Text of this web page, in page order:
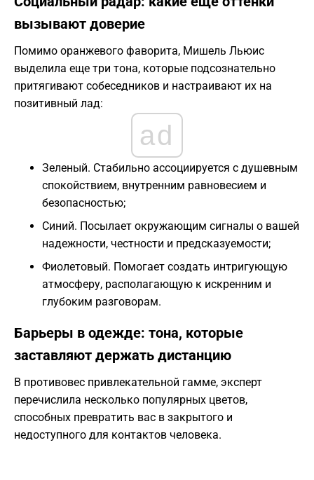
вызывают доверие
Помимо оранжевого фаворита, Мишель Льюис
выделила еще три тона, которые подсознательно
притягивают собеседников и настраивают их на
позитивный лад:
ad
Зеленый. Стабильно ассоциируется с душевным
спокойствием, внутренним равновесием и
безопасностью;
Синий. Посылает окружающим сигналы о вашей
надежности, честности и предсказуемости;
Фиолетовый. Помогает создать интригующую
атмосферу, располагающую к искренним и
глубоким разговорам.
Барьеры в одежде: тона, которые
заставляют держать дистанцию
В противовес привлекательной гамме, эксперт
перечислила несколько популярных цветов,
способных превратить вас в закрытого и
недоступного для контактов человека.